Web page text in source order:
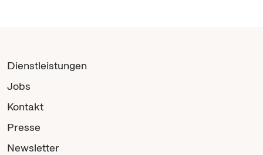
Dienstleistungen
Jobs
Kontakt
Presse
Newsletter